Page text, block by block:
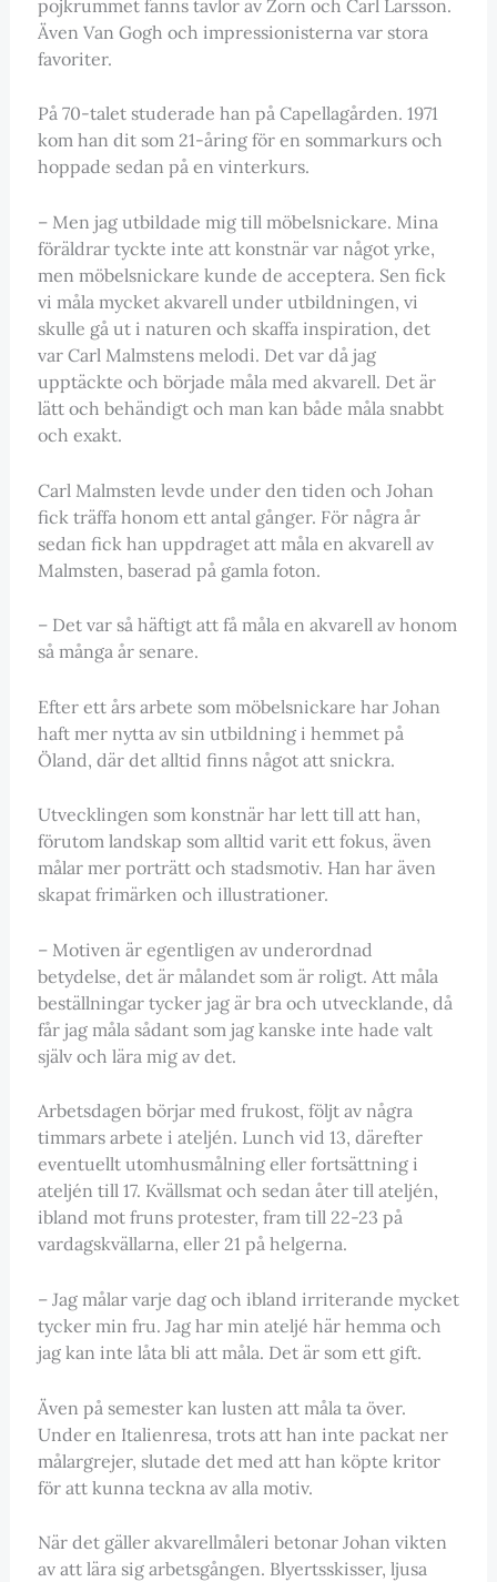
pojkrummet fanns tavlor av Zorn och Carl Larsson.
Även Van Gogh och impressionisterna var stora
favoriter.
På 70-talet studerade han på Capellagården. 1971
kom han dit som 21-åring för en sommarkurs och
hoppade sedan på en vinterkurs.
– Men jag utbildade mig till möbelsnickare. Mina
föräldrar tyckte inte att konstnär var något yrke,
men möbelsnickare kunde de acceptera. Sen fick
vi måla mycket akvarell under utbildningen, vi
skulle gå ut i naturen och skaffa inspiration, det
var Carl Malmstens melodi. Det var då jag
upptäckte och började måla med akvarell. Det är
lätt och behändigt och man kan både måla snabbt
och exakt.
Carl Malmsten levde under den tiden och Johan
fick träffa honom ett antal gånger. För några år
sedan fick han uppdraget att måla en akvarell av
Malmsten, baserad på gamla foton.
– Det var så häftigt att få måla en akvarell av honom
så många år senare.
Efter ett års arbete som möbelsnickare har Johan
haft mer nytta av sin utbildning i hemmet på
Öland, där det alltid finns något att snickra.
Utvecklingen som konstnär har lett till att han,
förutom landskap som alltid varit ett fokus, även
målar mer porträtt och stadsmotiv. Han har även
skapat frimärken och illustrationer.
– Motiven är egentligen av underordnad
betydelse, det är målandet som är roligt. Att måla
beställningar tycker jag är bra och utvecklande, då
får jag måla sådant som jag kanske inte hade valt
själv och lära mig av det.
Arbetsdagen börjar med frukost, följt av några
timmars arbete i ateljén. Lunch vid 13, därefter
eventuellt utomhusmålning eller fortsättning i
ateljén till 17. Kvällsmat och sedan åter till ateljén,
ibland mot fruns protester, fram till 22-23 på
vardagskvällarna, eller 21 på helgerna.
– Jag målar varje dag och ibland irriterande mycket
tycker min fru. Jag har min ateljé här hemma och
jag kan inte låta bli att måla. Det är som ett gift.
Även på semester kan lusten att måla ta över.
Under en Italienresa, trots att han inte packat ner
målargrejer, slutade det med att han köpte kritor
för att kunna teckna av alla motiv.
När det gäller akvarellmåleri betonar Johan vikten
av att lära sig arbetsgången. Blyertsskisser, ljusa